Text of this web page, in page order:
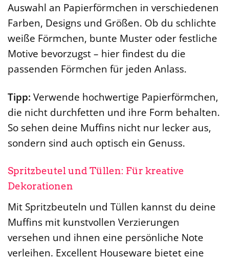
Auswahl an Papierförmchen in verschiedenen
Farben, Designs und Größen. Ob du schlichte
weiße Förmchen, bunte Muster oder festliche
Motive bevorzugst – hier findest du die
passenden Förmchen für jeden Anlass.
Tipp: Verwende hochwertige Papierförmchen,
die nicht durchfetten und ihre Form behalten.
So sehen deine Muffins nicht nur lecker aus,
sondern sind auch optisch ein Genuss.
Spritzbeutel und Tüllen: Für kreative
Dekorationen
Mit Spritzbeuteln und Tüllen kannst du deine
Muffins mit kunstvollen Verzierungen
versehen und ihnen eine persönliche Note
verleihen. Excellent Houseware bietet eine